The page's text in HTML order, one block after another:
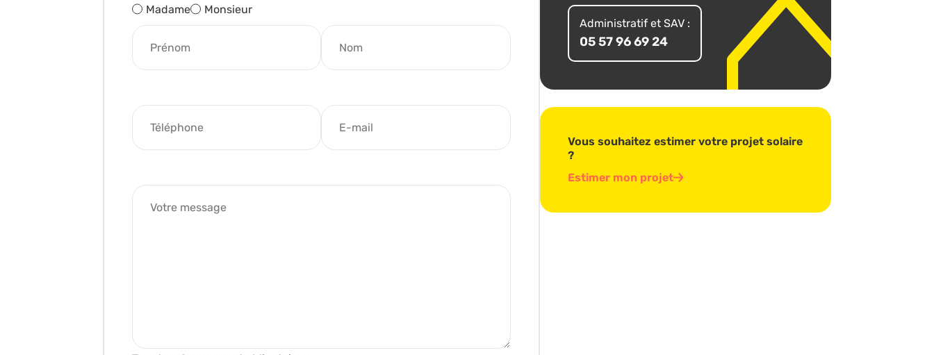
Madame Monsieur
Administratif et SAV :
05 57 96 69 24
Vous souhaitez estimer votre projet solaire
?
Estimer mon projet